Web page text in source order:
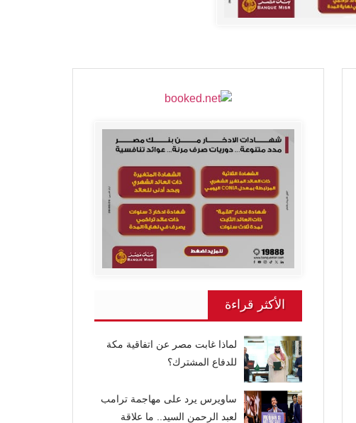
الأكثر قراءة
لماذا غابت مصر عن اتفاقية مكة
للدفاع المشترك؟
ساويرس يرد على مهاجمة ترامب
لعبد الرحمن السيد.. ما علاقة